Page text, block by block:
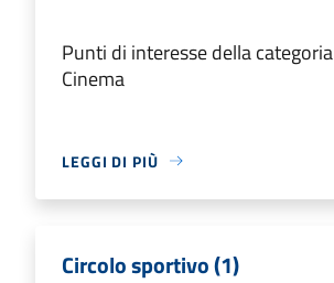
Punti di interesse della categoria
Cinema
LEGGI DI PIÙ
Circolo sportivo (1)